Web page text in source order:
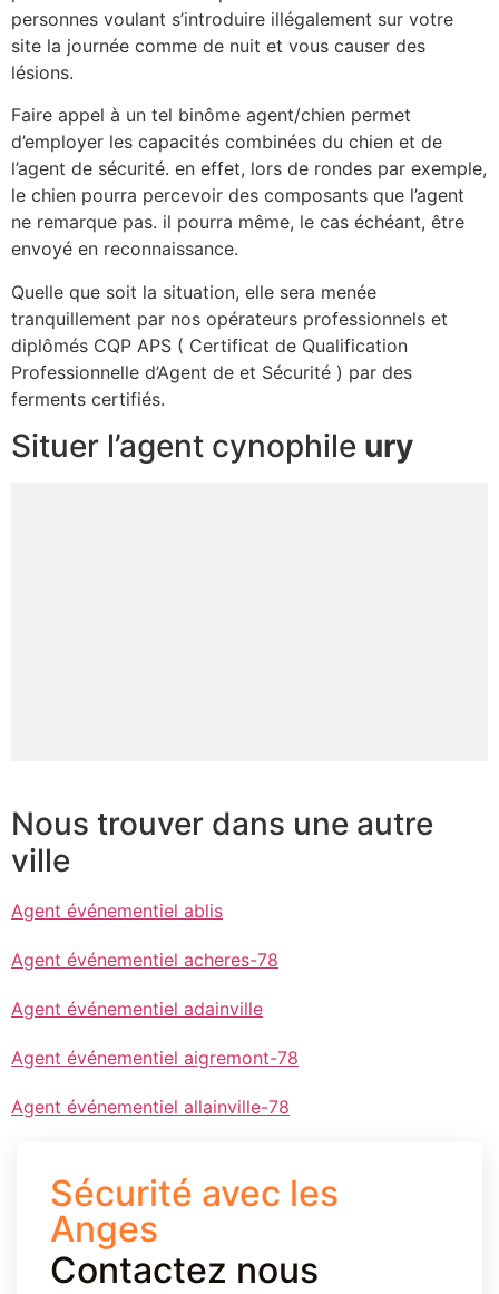
personnes voulant s’introduire illégalement sur votre
site la journée comme de nuit et vous causer des
lésions.
Faire appel à un tel binôme agent/chien permet
d’employer les capacités combinées du chien et de
l’agent de sécurité. en effet, lors de rondes par exemple,
le chien pourra percevoir des composants que l’agent
ne remarque pas. il pourra même, le cas échéant, être
envoyé en reconnaissance.
Quelle que soit la situation, elle sera menée
tranquillement par nos opérateurs professionnels et
diplômés CQP APS ( Certificat de Qualification
Professionnelle d’Agent de et Sécurité ) par des
ferments certifiés.
Situer l’agent cynophile ury
Nous trouver dans une autre
ville
Agent événementiel ablis
Agent événementiel acheres-78
Agent événementiel adainville
Agent événementiel aigremont-78
Agent événementiel allainville-78
Sécurité avec les
Anges
Contactez nous